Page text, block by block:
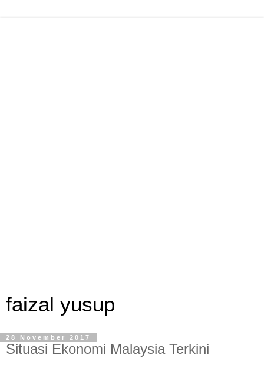
faizal yusup
28 November 2017
Situasi Ekonomi Malaysia Terkini